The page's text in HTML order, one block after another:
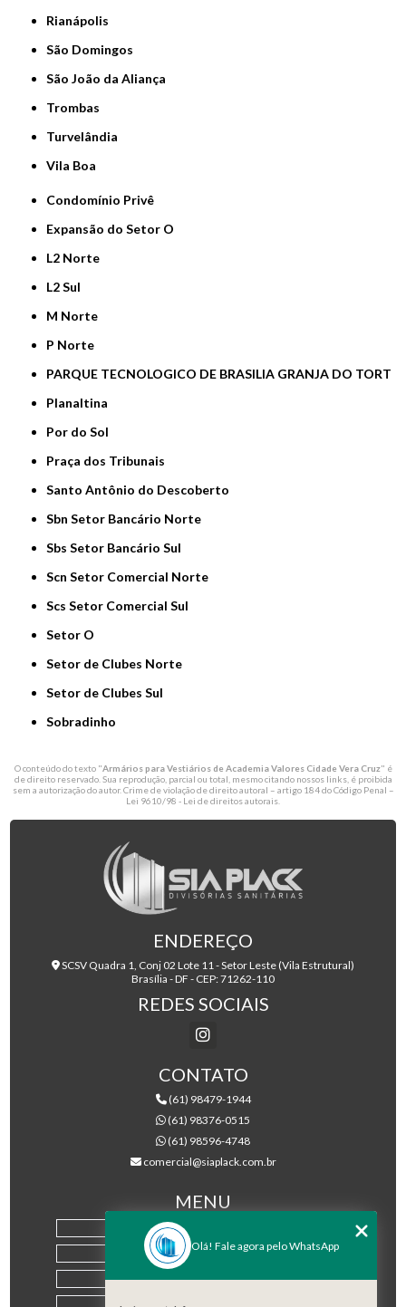
Rianápolis
São Domingos
São João da Aliança
Trombas
Turvelândia
Vila Boa
Condomínio Privê
Expansão do Setor O
L2 Norte
L2 Sul
M Norte
P Norte
PARQUE TECNOLOGICO DE BRASILIA GRANJA DO TORT
Planaltina
Por do Sol
Praça dos Tribunais
Santo Antônio do Descoberto
Sbn Setor Bancário Norte
Sbs Setor Bancário Sul
Scn Setor Comercial Norte
Scs Setor Comercial Sul
Setor O
Setor de Clubes Norte
Setor de Clubes Sul
Sobradinho
O conteúdo do texto "Armários para Vestiários de Academia Valores Cidade Vera Cruz" é
de direito reservado. Sua reprodução, parcial ou total, mesmo citando nossos links, é proibida
sem a autorização do autor. Crime de violação de direito autoral – artigo 184 do Código Penal –
Lei 9610/98 - Lei de direitos autorais
ENDEREÇO
SCSV Quadra 1, Conj 02 Lote 11 - Setor Leste (Vila Estrutural)
Brasília - DF - CEP: 71262-110
REDES SOCIAIS
CONTATO
(61) 98479-1944
(61) 98376-0515
(61) 98596-4748
comercial@siaplack.com.br
MENU
EMPRESA
PRODUTOS
Olá! Fale agora pelo WhatsApp